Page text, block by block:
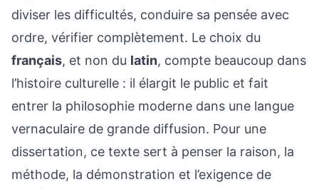
diviser les difficultés, conduire sa pensée avec
ordre, vérifier complètement. Le choix du
français, et non du latin, compte beaucoup dans
l’histoire culturelle : il élargit le public et fait
entrer la philosophie moderne dans une langue
vernaculaire de grande diffusion. Pour une
dissertation, ce texte sert à penser la raison, la
méthode, la démonstration et l’exigence de